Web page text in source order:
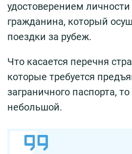
удостоверением личности
гражданина, который
поездки за рубеж.
Что касается перечня
которые требуется
заграничного паспорта,
небольшой.